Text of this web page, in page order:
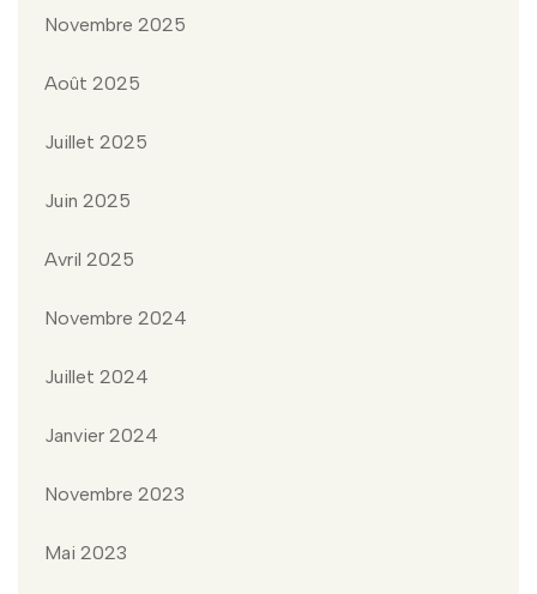
Novembre 2025
Août 2025
Juillet 2025
Juin 2025
Avril 2025
Novembre 2024
Juillet 2024
Janvier 2024
Novembre 2023
Mai 2023